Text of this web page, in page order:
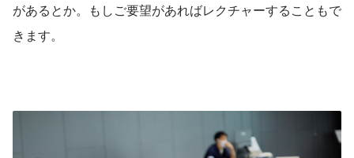
があるとか。もしご要望があればレクチャーすることもで
きます。